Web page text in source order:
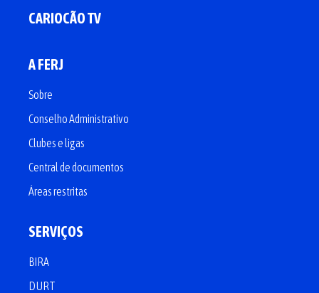
CARIOCÃO TV
A FERJ
Sobre
Conselho Administrativo
Clubes e ligas
Central de documentos
Áreas restritas
SERVIÇOS
BIRA
DURT